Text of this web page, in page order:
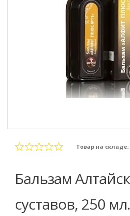
Товар на складе:
Бальзам Алтайский для
суставов, 250 мл.